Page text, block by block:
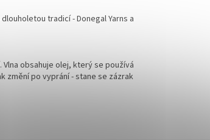
tradicí - Donegal Yarns a
obsahuje olej, který se používá
po vyprání - stane se zázrak